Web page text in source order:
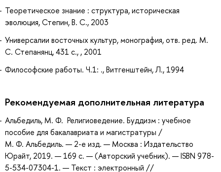
Теоретическое знание : структура, историческая
эволюция, Степин, В. С., 2003
Универсалии восточных культур, монография, отв. ред. М.
С. Степанянц, 431 с., , 2001
Философские работы. Ч.1: ., Витгенштейн, Л., 1994
Рекомендуемая дополнительная литература
Альбедиль, М. Ф. Религиоведение. Буддизм : учебное
пособие для бакалавриата и магистратуры /
М. Ф. Альбедиль. — 2-е изд. — Москва : Издательство
Юрайт, 2019. — 169 с. — (Авторский учебник). — ISBN 978-
5-534-07304-1. — Текст : электронный //